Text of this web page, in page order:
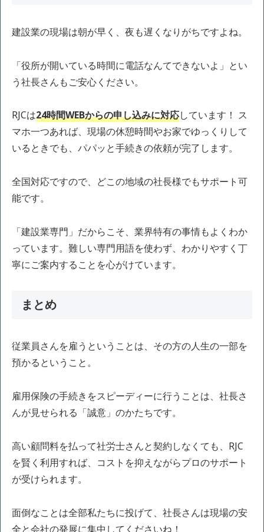
建設業の現場は朝が早く、夜も遅くなりがちですよね。
「役所が開いている時間に電話なんてできないよ」とい
う社長さんもご安心ください。
RJCは24時間WEBからの申し込みに対応しています！ ス
マホ一つあれば、現場の休憩時間やお家でゆっくりして
いるときでも、パパッと手続きの依頼が完了します。
全国対応ですので、どこの地域の社長様でもサポート可
能です。
「建設業専門」だからこそ、業界特有の事情もよくわか
っています。難しい専門用語を使わず、わかりやすく丁
寧にご案内することを心がけています。
まとめ
従業員さんを雇うということは、その方の人生の一部を
預かるということ。
雇用保険の手続きをスピーディーに行うことは、社長さ
んが見せられる「誠意」のかたちです。
高い顧問料を払って社労士さんと契約しなくても、RJC
を賢く利用すれば、コストを抑えながらプロのサポート
が受けられます。
面倒なことは全部私たちに投げて、社長さんは現場の安
全と会社の発展に集中してくださいね！